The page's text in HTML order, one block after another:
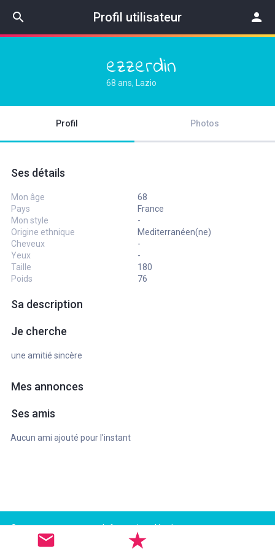
search Profil utilisateur person
ezzerdin
68 ans, Lazio
Profil Photos
Ses détails
Mon âge
68
Pays
France
Mon style
-
Origine ethnique
Mediterranéen(ne)
Cheveux
-
Yeux
-
Taille
180
Poids
76
Sa description
Je cherche
une amitié sincère
Mes annonces
Ses amis
Aucun ami ajouté pour l'instant
Support
Informations légales
Conditions d'utilisation